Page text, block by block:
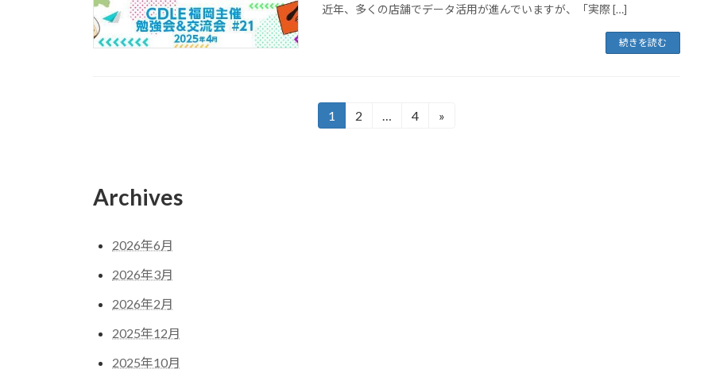
近年、多くの店舗でデータ活用が進んでいますが、「実際 […]
続きを読む
ペ
ー
ジ
送
り
固
1
固
2 …
固
4 »
Archives
2026年6月
2026年3月
2026年2月
2025年12月
2025年10月